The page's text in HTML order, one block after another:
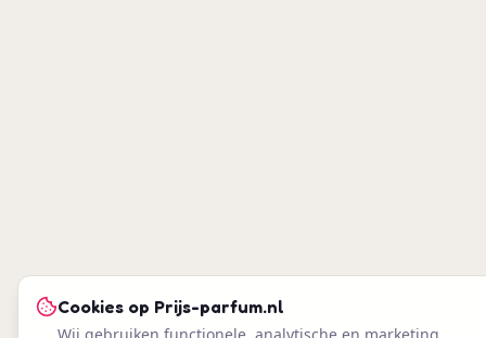
Cookies op Prijs-parfum.nl